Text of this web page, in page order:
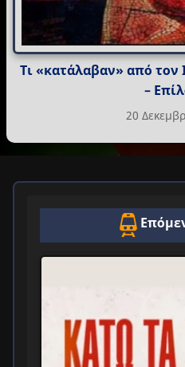
Τι «κατάλαβαν» από τον
–
20